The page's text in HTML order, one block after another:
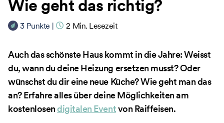
Wie geht das richtig?
3 Punkte | 2 Min. Lesezeit
Auch das schönste Haus kommt in die Jahre: Weisst
du, wann du deine Heizung ersetzen musst? Oder
wünschst du dir eine neue Küche? Wie geht man das
an? Erfahre alles über deine Möglichkeiten am
kostenlosendigitalen Eventvon Raiffeisen.